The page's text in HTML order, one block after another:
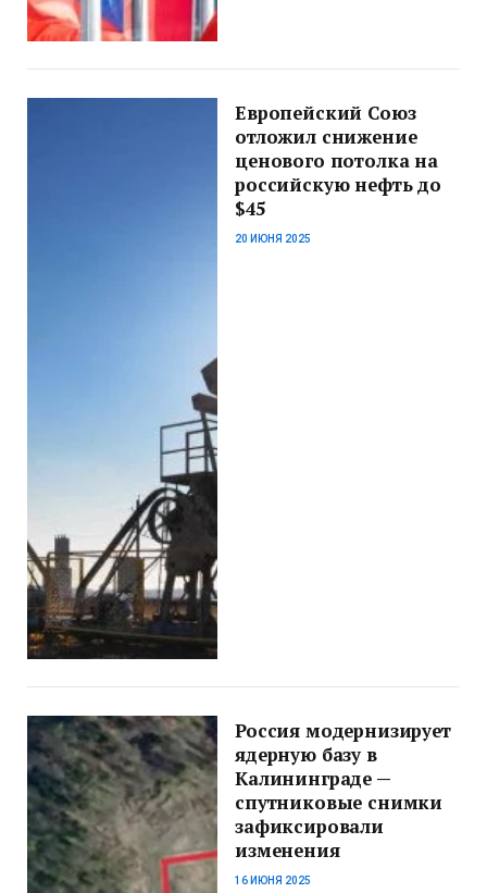
Европейский Союз
отложил снижение
ценового потолка на
российскую нефть до
$45
20 ИЮНЯ 2025
Россия модернизирует
ядерную базу в
Калининграде —
спутниковые снимки
зафиксировали
изменения
16 ИЮНЯ 2025